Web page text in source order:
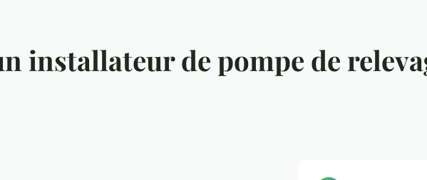
installateur de pompe de